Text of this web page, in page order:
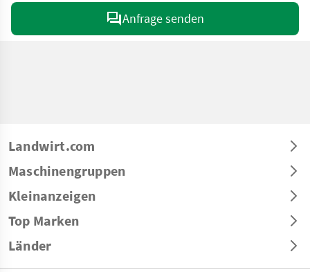
Anfrage senden
Landwirt.com
Maschinengruppen
Kleinanzeigen
Top Marken
Länder